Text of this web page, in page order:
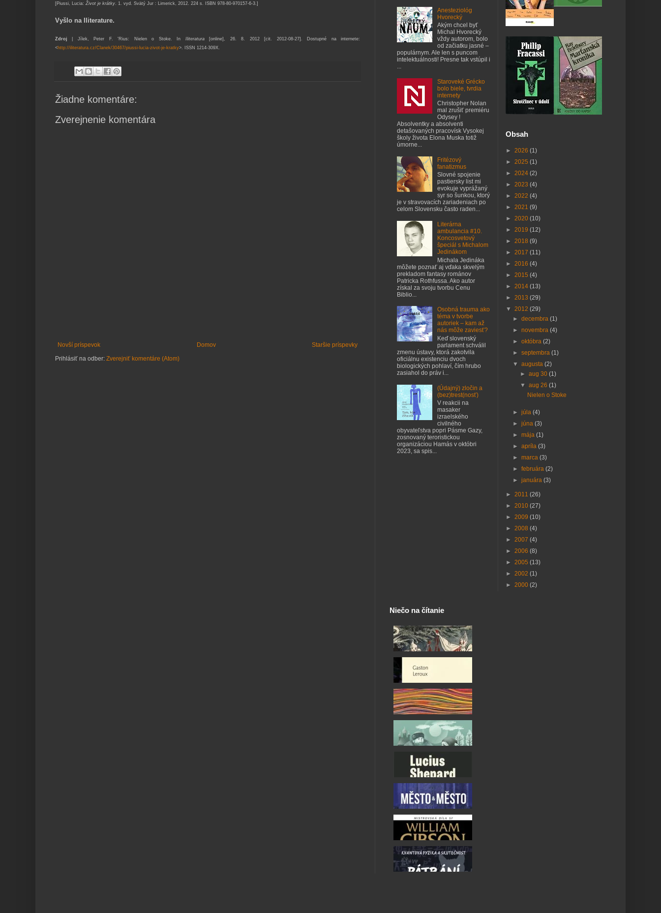
[Piussi, Lucia: Život je krátky . 1. vyd. Svätý Jur : Limerick, 2012. 224 s. ISBN 978-80-970157-6-3.]
Vyšlo na Iliterature.
Zdroj | Jílek, Peter F. 'Rius: Nielen o Stoke. In Iliteratura[online], 26. 8. 2012 [cit. 2012-08-27]. Dostupné na internete:
<http://iliteratura.cz/Clanek/30467/piussi-lucia-zivot-je-kratky>. ISSN 1214-309X.
Žiadne komentáre:
Zverejnenie komentára
Novší príspevok Staršie príspevky
Domov
Prihlásiť na odber: Zverejniť komentáre (Atom)
Anesteziológ
Hvorecký
Akým chcel byť
Michal Hvorecký
vždy autorom, bolo
od začiatku jasné –
populárnym. Ale len s puncom
intelektuálnosti! Presne tak vstúpil i
...
Staroveké Grécko
bolo biele, tvrdia
internety
Christopher Nolan
mal zrušiť premiéru
Odysey !
Absolventky a absolventi
detašovaných pracovísk Vysokej
školy života Elona Muska totiž
úmorne...
Fritézový
fanatizmus
Slovné spojenie
pastiersky list mi
evokuje vyprážaný
syr so šunkou, ktorý
je v stravovacích zariadeniach po
celom Slovensku často raden...
Literárna
ambulancia #10.
Koncosvetový
špeciál s Michalom
Jedinákom
Michala Jedináka
môžete poznať aj vďaka skvelým
prekladom fantasy románov
Patricka Rothfussa. Ako autor
získal za svoju tvorbu Cenu
Biblio...
Osobná trauma ako
téma v tvorbe
autoriek – kam až
nás môže zaviesť?
Keď slovenský
parlament schválil
zmenu ústavy, ktorá zakotvila
oficiálnu existenciu dvoch
biologických pohlaví, čím hrubo
zasiahol do práv i...
(Údajný) zločin a
(bez)trest(nosť)
V reakcii na
masaker
izraelského
civilného
obyvateľstva popri Pásme Gazy,
zosnovaný teroristickou
organizáciou Hamás v októbri
2023, sa spis...
Obsah
► 2026 (1)
► 2025 (1)
► 2024 (2)
► 2023 (4)
► 2022 (4)
► 2021 (9)
► 2020 (10)
► 2019 (12)
► 2018 (9)
► 2017 (11)
► 2016 (4)
► 2015 (4)
► 2014 (13)
► 2013 (29)
▼ 2012 (29)
►decembra(1)
►novembra(4)
►októbra(2)
►septembra(1)
▼augusta(2)
► aug 30 (1)
▼ aug 26 (1)
Nielen o Stoke
►júla(4)
►júna(3)
►mája(1)
►apríla(3)
►marca(3)
►februára(2)
►januára(3)
► 2011 (26)
► 2010 (27)
► 2009 (10)
► 2008 (4)
► 2007 (4)
► 2006 (8)
► 2005 (13)
► 2002 (1)
► 2000 (2)
Niečo na čítanie